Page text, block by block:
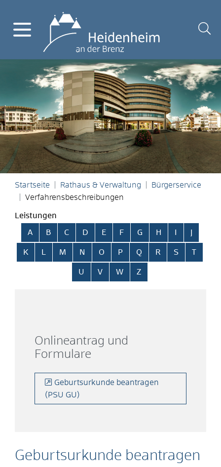
Startseite Rathaus & Verwaltung
Bürgerservice
Verfahrensbeschreibungen
Leistungen
Alphabetisches Register überspringen
A B C D E F G H
K L M N O P Q R S T
U V W Z
Geburtsurkunde beantragen
Onlineantrag und
Formulare
Geburtsurkunde beantragen
(PSU GU)